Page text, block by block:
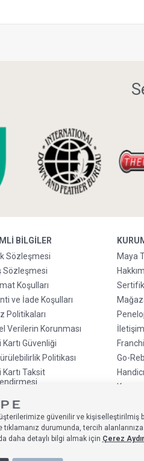
BILGILER
Sözleşmesi
Sözleşmesi
Koşulları
ve İade Koşulları
Politikaları
Verilerin Korunması
Kartı Güvenliği
Politikası
Kartı Taksit
Sorulan Sorular
Maya
İletişim
Go-
güvenilir ve
tıklamanız durumunda, tercih
daha detaylı bilgi almak için Çerez